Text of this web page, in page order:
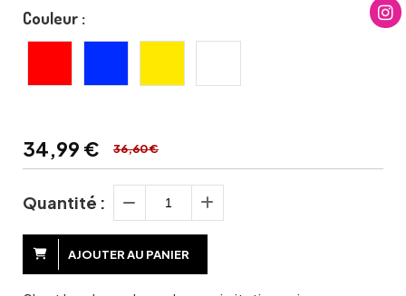
Couleur :
34,99 € 36,60 €
Quantité :
AJOUTER AU PANIER